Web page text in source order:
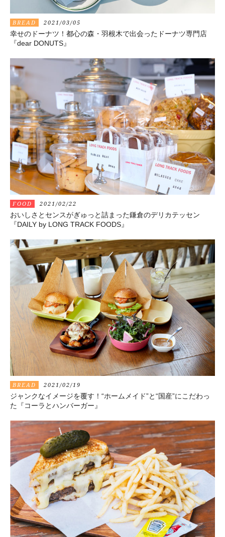
BREAD 2021/03/05
幸せのドーナツ！都心の森・羽根木で出会ったドーナツ専門店
『dear DONUTS』
FOOD 2021/02/22
おいしさとセンスがぎゅっと詰まった鎌倉のデリカテッセン
『DAILY by LONG TRACK FOODS』
BREAD 2021/02/19
ジャンクなイメージを覆す！“ホームメイド”と“国産”にこだわっ
た『コーラとハンバーガー』